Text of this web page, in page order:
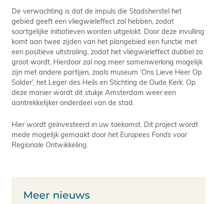
De verwachting is dat de impuls die Stadsherstel het
gebied geeft een vliegwieleffect zal hebben, zodat
soortgelijke initiatieven worden uitgelokt. Door deze invulling
komt aan twee zijden van het plangebied een functie met
een positieve uitstraling, zodat het vliegwieleffect dubbel zo
groot wordt. Hierdoor zal nog meer samenwerking mogelijk
zijn met andere partijen, zoals museum ‘Ons Lieve Heer Op
Solder’, het Leger des Heils en Stichting de Oude Kerk. Op
deze manier wordt dit stukje Amsterdam weer een
aantrekkelijker onderdeel van de stad.
Hier wordt geïnvesteerd in uw toekomst. Dit project wordt
mede mogelijk gemaakt door het Europees Fonds voor
Regionale Ontwikkeling.
Meer nieuws